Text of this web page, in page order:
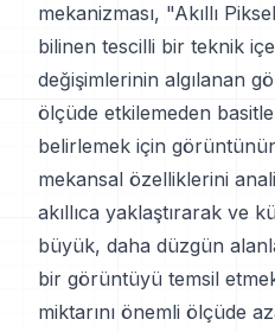
mekanizması, "Akıllı
bilinen tescilli bir teknik
değişimlerinin algılanan
ölçüde etkilemeden
belirlemek için
mekansal özelliklerini
akıllıca yaklaştırarak ve
büyük, daha düzgün
bir görüntüyü temsil
miktarını önemli ölçüde